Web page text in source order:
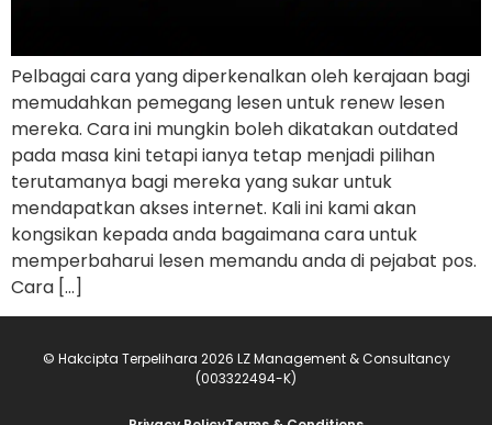
Pelbagai cara yang diperkenalkan oleh kerajaan bagi
memudahkan pemegang lesen untuk renew lesen
mereka. Cara ini mungkin boleh dikatakan outdated
pada masa kini tetapi ianya tetap menjadi pilihan
terutamanya bagi mereka yang sukar untuk
mendapatkan akses internet. Kali ini kami akan
kongsikan kepada anda bagaimana cara untuk
memperbaharui lesen memandu anda di pejabat pos.
Cara […]
© Hakcipta Terpelihara 2026 LZ Management & Consultancy
(003322494-K)